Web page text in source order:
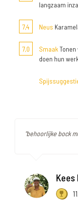
langzaam
7,4 Neus
7,0 Smaak
doen hun
"behoorlijke bock
Kees